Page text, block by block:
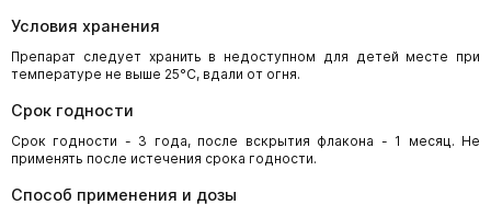
Условия хранения
Препарат следует хранить в недоступном для детей месте при
температуре не выше 25°С, вдали от огня.
Срок годности
Срок годности - 3 года, после вскрытия флакона - 1 месяц. Не
применять после истечения срока годности.
Способ применения и дозы